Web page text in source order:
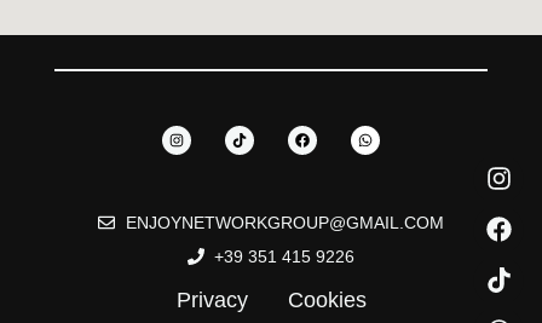
ENJOYNETWORKGROUP@GMAIL.COM
+39 351 415 9226
Privacy Cookies